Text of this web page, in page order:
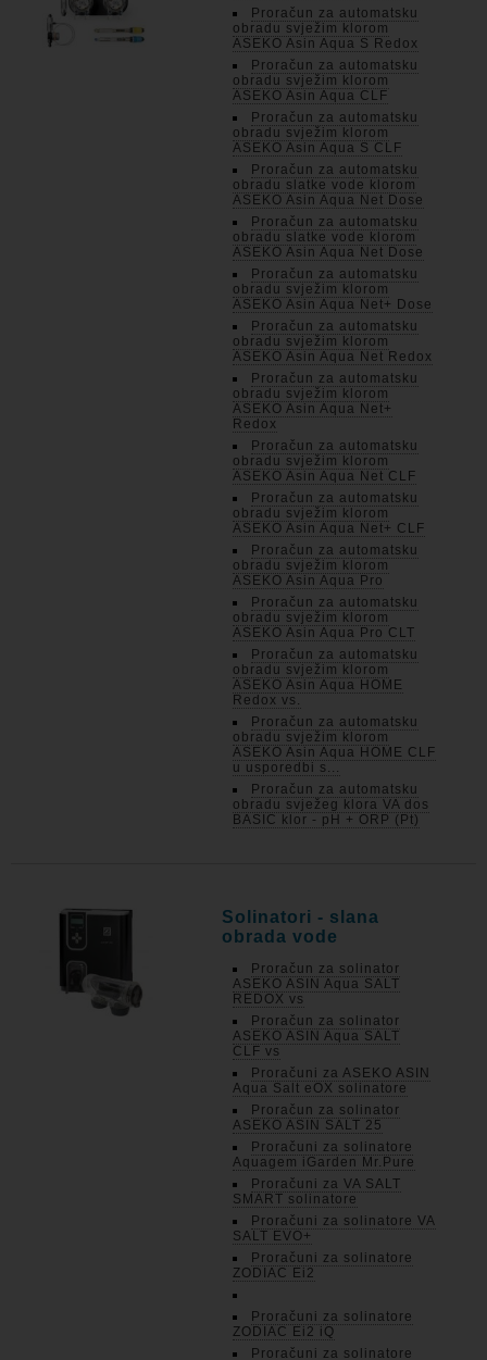
Proračun za automatsku
obradu svježim klorom
ASEKO Asin Aqua S Redox
Proračun za automatsku
obradu svježim klorom
ASEKO Asin Aqua CLF
Proračun za automatsku
obradu svježim klorom
ASEKO Asin Aqua S CLF
Proračun za automatsku
obradu slatke vode klorom
ASEKO Asin Aqua Net Dose
Proračun za automatsku
obradu slatke vode klorom
ASEKO Asin Aqua Net Dose
Proračun za automatsku
obradu svježim klorom
ASEKO Asin Aqua Net+ Dose
Proračun za automatsku
obradu svježim klorom
ASEKO Asin Aqua Net Redox
Proračun za automatsku
obradu svježim klorom
ASEKO Asin Aqua Net+
Redox
Proračun za automatsku
obradu svježim klorom
ASEKO Asin Aqua Net CLF
Proračun za automatsku
obradu svježim klorom
ASEKO Asin Aqua Net+ CLF
Proračun za automatsku
obradu svježim klorom
ASEKO Asin Aqua Pro
Proračun za automatsku
obradu svježim klorom
ASEKO Asin Aqua Pro CLT
Proračun za automatsku
obradu svježim klorom
ASEKO Asin Aqua HOME
Redox vs.
Proračun za automatsku
obradu svježim klorom
ASEKO Asin Aqua HOME CLF
u usporedbi s...
Proračun za automatsku
obradu svježeg klora VA dos
BASIC klor - pH + ORP (Pt)
Solinatori - slana
obrada vode
Proračun za solinator
ASEKO ASIN Aqua SALT
REDOX vs
Proračun za solinator
ASEKO ASIN Aqua SALT
CLF vs
Proračuni za ASEKO ASIN
Aqua Salt eOX solinatore
Proračun za solinator
ASEKO ASIN SALT 25
Proračuni za solinatore
Aquagem iGarden Mr.Pure
Proračuni za VA SALT
SMART solinatore
Proračuni za solinatore VA
SALT EVO+
Proračuni za solinatore
ZODIAC Ei2
Proračuni za solinatore
ZODIAC Ei2 iQ
Proračuni za solinatore